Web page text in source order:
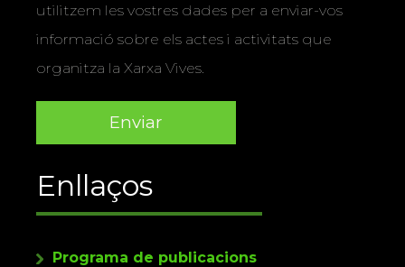
utilitzem les vostres dades per a enviar-vos
informació sobre els actes i activitats que
organitza la Xarxa Vives.
Enllaços
Programa de publicacions